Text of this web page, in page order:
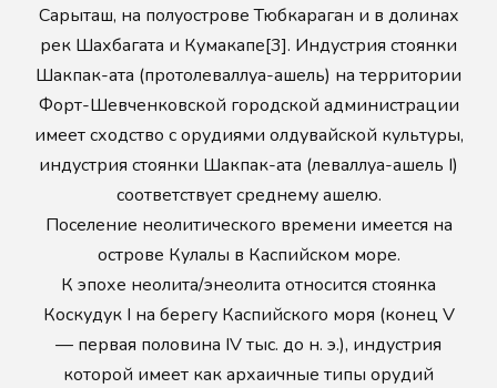
Сарыташ, на полуострове Тюбкараган и в долинах
рек Шахбагата и Кумакапе[3]. Индустрия стоянки
Шакпак-ата (протолеваллуа-ашель) на территории
Форт-Шевченковской городской администрации
имеет сходство с орудиями олдувайской культуры,
индустрия стоянки Шакпак-ата (леваллуа-ашель I)
соответствует среднему ашелю.
Поселение неолитического времени имеется на
острове Кулалы в Каспийском море.
К эпохе неолита/энеолита относится стоянка
Коскудук І на берегу Каспийского моря (конец V
— первая половина IV тыс. до н. э.), индустрия
которой имеет как архаичные типы орудий